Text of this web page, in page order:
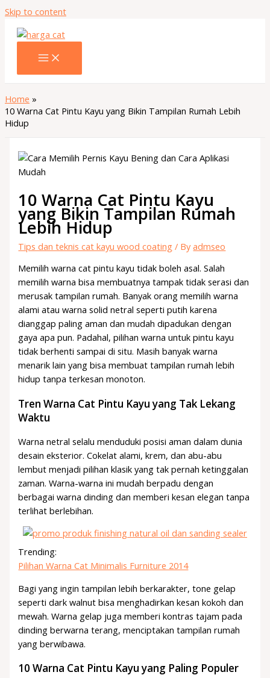
Skip to content
Home
10 Warna Cat Pintu Kayu yang Bikin Tampilan Rumah Lebih
Hidup
10 Warna Cat Pintu Kayu
yang Bikin Tampilan Rumah
Lebih Hidup
Tips dan teknis cat kayu wood coating / Byadmseo
Memilih warna cat pintu kayu tidak boleh asal. Salah
memilih warna bisa membuatnya tampak tidak serasi dan
merusak tampilan rumah. Banyak orang memilih warna
alami atau warna solid netral seperti putih karena
dianggap paling aman dan mudah dipadukan dengan
gaya apa pun. Padahal, pilihan warna untuk pintu kayu
tidak berhenti sampai di situ. Masih banyak warna
menarik lain yang bisa membuat tampilan rumah lebih
hidup tanpa terkesan monoton.
Tren Warna Cat Pintu Kayu yang Tak Lekang
Waktu
Warna netral selalu menduduki posisi aman dalam dunia
desain eksterior. Cokelat alami, krem, dan abu-abu
lembut menjadi pilihan klasik yang tak pernah ketinggalan
zaman. Warna-warna ini mudah berpadu dengan
berbagai warna dinding dan memberi kesan elegan tanpa
terlihat berlebihan.
Trending:
Pilihan Warna Cat Minimalis Furniture 2014
Bagi yang ingin tampilan lebih berkarakter, tone gelap
seperti dark walnut bisa menghadirkan kesan kokoh dan
mewah. Warna gelap juga memberi kontras tajam pada
dinding berwarna terang, menciptakan tampilan rumah
yang berwibawa.
10 Warna Cat Pintu Kayu yang Paling Populer